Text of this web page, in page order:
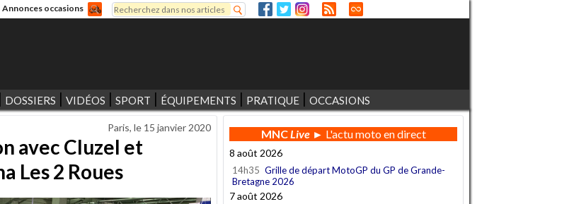
Annonces occasions
Formulaire de recherche
Rechercher
DOSSIERS VIDÉOS SPORT ÉQUIPEMENTS PRATIQUE OCCASIONS
Paris, le 15 janvier 2020
avec Cluzel et
Les 2 Roues
MNCLive► L'actu moto en direct
8 août 2026
14h35 Grille de départ MotoGP du GP de Grande-
Bretagne 2026
7 août 2026